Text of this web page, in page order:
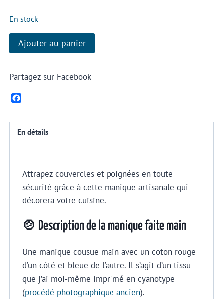
En stock
Ajouter au panier
Partagez sur Facebook
En détails
Attrapez couvercles et poignées en toute
sécurité grâce à cette manique artisanale qui
décorera votre cuisine.
🍲 Description de la manique faite main
Une manique cousue main avec un coton rouge
d’un côté et bleue de l’autre. Il s’agit d’un tissu
que j’ai moi-même imprimé en cyanotype
(procédé photographique ancien).